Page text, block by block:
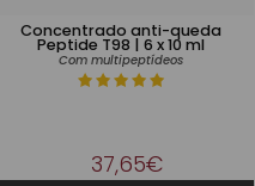
Concentrado anti-queda
Peptide T98 | 6 x 10 ml
Com multipeptídeos
37,65€